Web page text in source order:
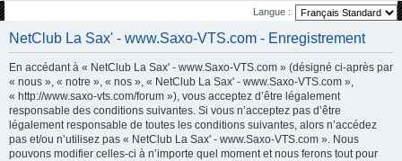
e
Langue :
NetClub La Sax' - www.Saxo-VTS.com - Enregistrement
En accédant à « NetClub La Sax' - www.Saxo-VTS.com » (désigné ci-après par
« nous », « notre », « nos », « NetClub La Sax' - www.Saxo-VTS.com »,
« http://www.saxo-vts.com/forum »), vous acceptez d’être légalement
responsable des conditions suivantes. Si vous n’acceptez pas d’être
légalement responsable de toutes les conditions suivantes, alors n’accédez
pas et/ou n’utilisez pas « NetClub La Sax' - www.Saxo-VTS.com ». Nous
pouvons modifier celles-ci à n’importe quel moment et nous ferons tout pour